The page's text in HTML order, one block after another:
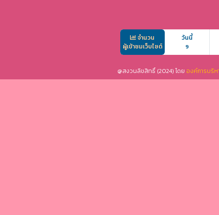
จำนวน
ผู้เข้าชมเว็บไซต์
วันนี้
9
@สงวนลิขสิทธิ์ (2024) โดย องค์การบริ